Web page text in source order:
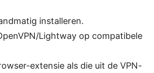
installeren.
Lightway op compatibele
extensie als die uit de VPN-